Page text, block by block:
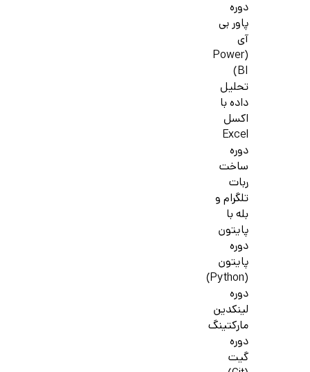
دوره
پاور بی
آی
(Power
BI)
تحلیل
داده با
اکسل
Excel
دوره
ساخت
ربات
تلگرام و
بله با
پایتون
دوره
پایتون
(Python)
دوره
لینکدین
مارکتینگ
دوره
گیت